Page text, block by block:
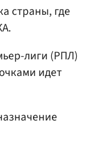
страны, где
лиги (РПЛ)
идет